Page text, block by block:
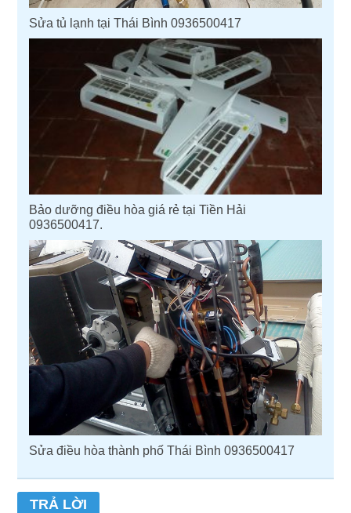
Sửa tủ lạnh tại Thái Bình 0936500417
Bảo dưỡng điều hòa giá rẻ tại Tiền Hải
0936500417.
Sửa điều hòa thành phố Thái Bình 0936500417
TRẢ LỜI